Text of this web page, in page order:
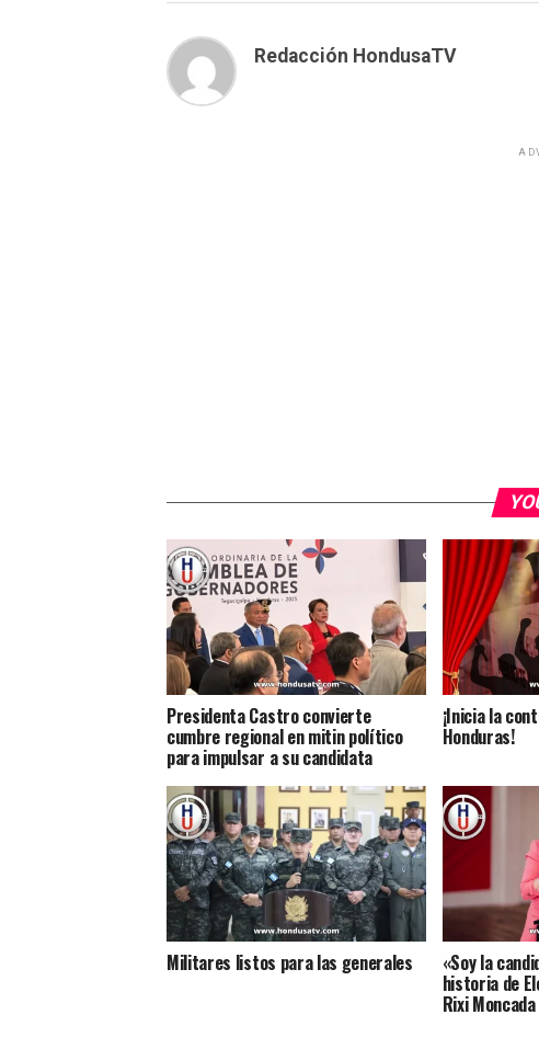
Redacción HondusaTV
Presidenta Castro convierte
cumbre regional en mitin político
para impulsar a su candidata
¡Inicia la
Honduras!
Militares listos para las generales «Soy la
historia de
Rixi Moncada